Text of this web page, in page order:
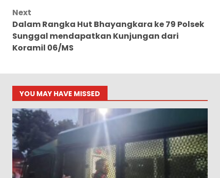
Next
Dalam Rangka Hut Bhayangkara ke 79 Polsek
Sunggal mendapatkan Kunjungan dari
Koramil 06/MS
YOU MAY HAVE MISSED